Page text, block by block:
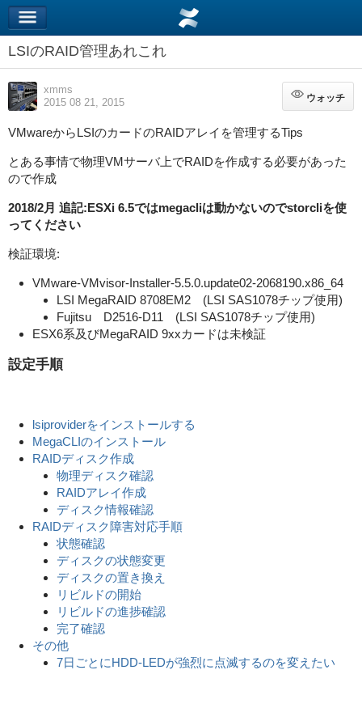
LSIのRAID管理あれこれ
xmms
2015 08 21, 2015
ウォッチ
ウォッチ
VMwareからLSIのカードのRAIDアレイを管理するTips
とある事情で物理VMサーバ上でRAIDを作成する必要があった
ので作成
2018/2月 追記:ESXi 6.5ではmegacliは動かないのでstorcliを使
ってください
検証環境:
VMware-VMvisor-Installer-5.5.0.update02-2068190.x86_64
LSI MegaRAID 8708EM2 (LSI SAS1078チップ使用)
Fujitsu D2516-D11 (LSI SAS1078チップ使用)
ESX6系及びMegaRAID 9xxカードは未検証
設定手順
lsiproviderをインストールする
MegaCLIのインストール
RAIDディスク作成
物理ディスク確認
RAIDアレイ作成
ディスク情報確認
RAIDディスク障害対応手順
状態確認
ディスクの状態変更
ディスクの置き換え
リビルドの開始
リビルドの進捗確認
完了確認
その他
7日ごとにHDD-LEDが強烈に点滅するのを変えたい